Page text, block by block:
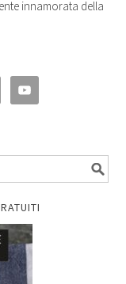
innamorata della